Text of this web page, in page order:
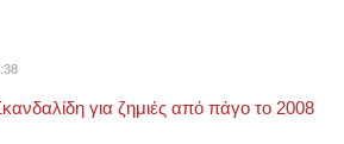
για ζημιές από πάγο το 2008